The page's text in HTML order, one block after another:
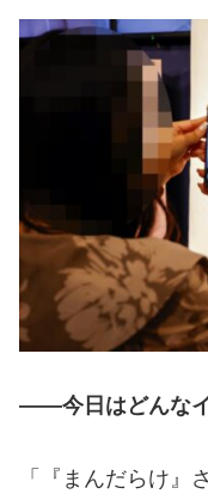
――今日はどんな
「『まんだらけ』